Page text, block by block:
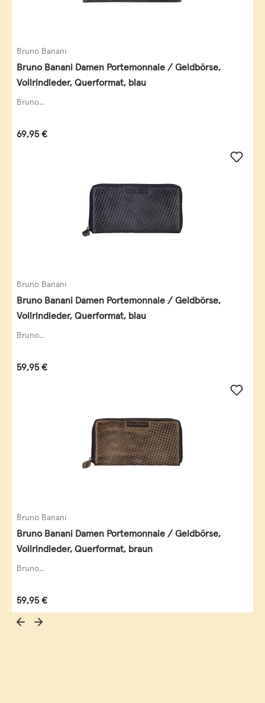
Bruno Banani
Bruno Banani Damen Portemonnaie / Geldbörse,
Vollrindleder, Querformat, blau
Bruno...
Regulärer Preis:
69,95 €
Bruno Banani
Bruno Banani Damen Portemonnaie / Geldbörse,
Vollrindleder, Querformat, blau
Bruno...
Regulärer Preis:
59,95 €
Bruno Banani
Bruno Banani Damen Portemonnaie / Geldbörse,
Vollrindleder, Querformat, braun
Bruno...
Regulärer Preis:
59,95 €